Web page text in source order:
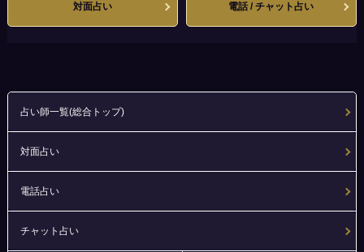
対面占い 電話 / チャット占い
占い師一覧(総合トップ)
対面占い
電話占い
チャット占い